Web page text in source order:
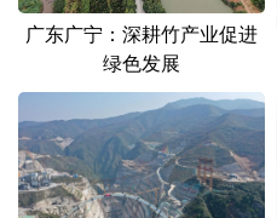
广东广宁：深耕竹产业促进
绿色发展